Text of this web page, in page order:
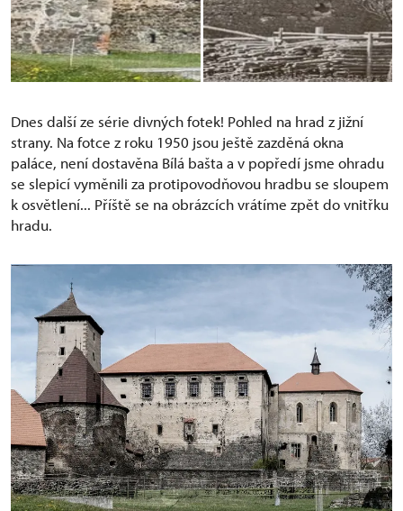
Dnes další ze série divných fotek! Pohled na hrad z jižní
strany. Na fotce z roku 1950 jsou ještě zazděná okna
paláce, není dostavěna Bílá bašta a v popředí jsme ohradu
se slepicí vyměnili za protipovodňovou hradbu se sloupem
k osvětlení... Příště se na obrázcích vrátíme zpět do vnitřku
hradu.